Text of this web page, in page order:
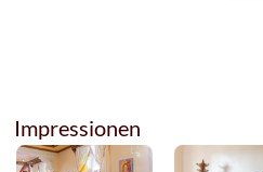
Impressionen